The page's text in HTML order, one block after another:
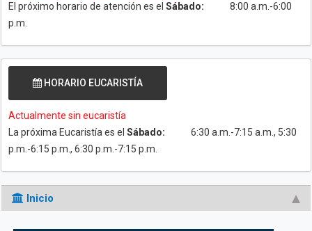
El próximo horario de atención es el Sábado:
8:00 a.m.-6:00
p.m.
HORARIO EUCARISTÍA
Actualmente sin eucaristía
La próxima Eucaristía es el Sábado:
6:30 a.m.-7:15 a.m., 5:30
p.m.-6:15 p.m., 6:30 p.m.-7:15 p.m.
Inicio